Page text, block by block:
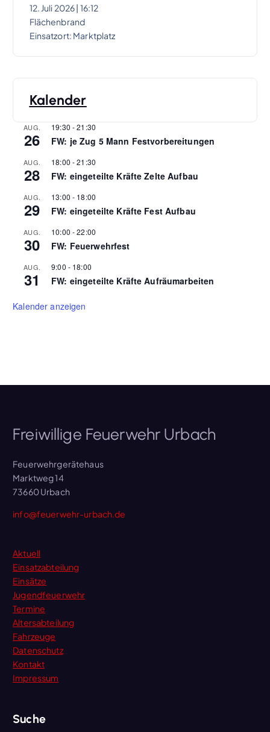
12. Juli 2026| 16:12
Flächenbrand
Einsatzort: Marktplatz
Kalender
AUG.
26
19:30 -21:30
FW: je Zug 5 Mann Festvorbereitungen
AUG.
28
18:00 -21:30
FW: eingeteilte Kräfte Zelte Aufbau
AUG.
29
13:00 - 18:00
FW: eingeteilte Kräfte Fest Aufbau
AUG.
30
10:00 -22:00
FW: Feuerwehrfest
AUG.
31
9:00 - 18:00
FW: eingeteilte Kräfte Aufräumarbeiten
Kalender anzeigen
Freiwillige Feuerwehr Urbach
Feuerwehrgerätehaus
Marktweg 14
73660 Urbach
info@feuerwehr-urbach.de
Aktuell
Einsatzabteilung
Einsätze
Jugendfeuerwehr
Termine
Altersabteilung
Fahrzeuge
Datenschutz
Kontakt
Impressum
Suche